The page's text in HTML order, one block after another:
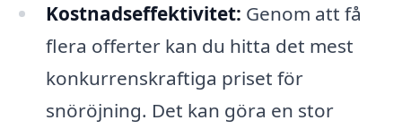
Kostnadseffektivitet: Genom att få
flera offerter kan du hitta det mest
konkurrenskraftiga priset för
snöröjning. Det kan göra en stor